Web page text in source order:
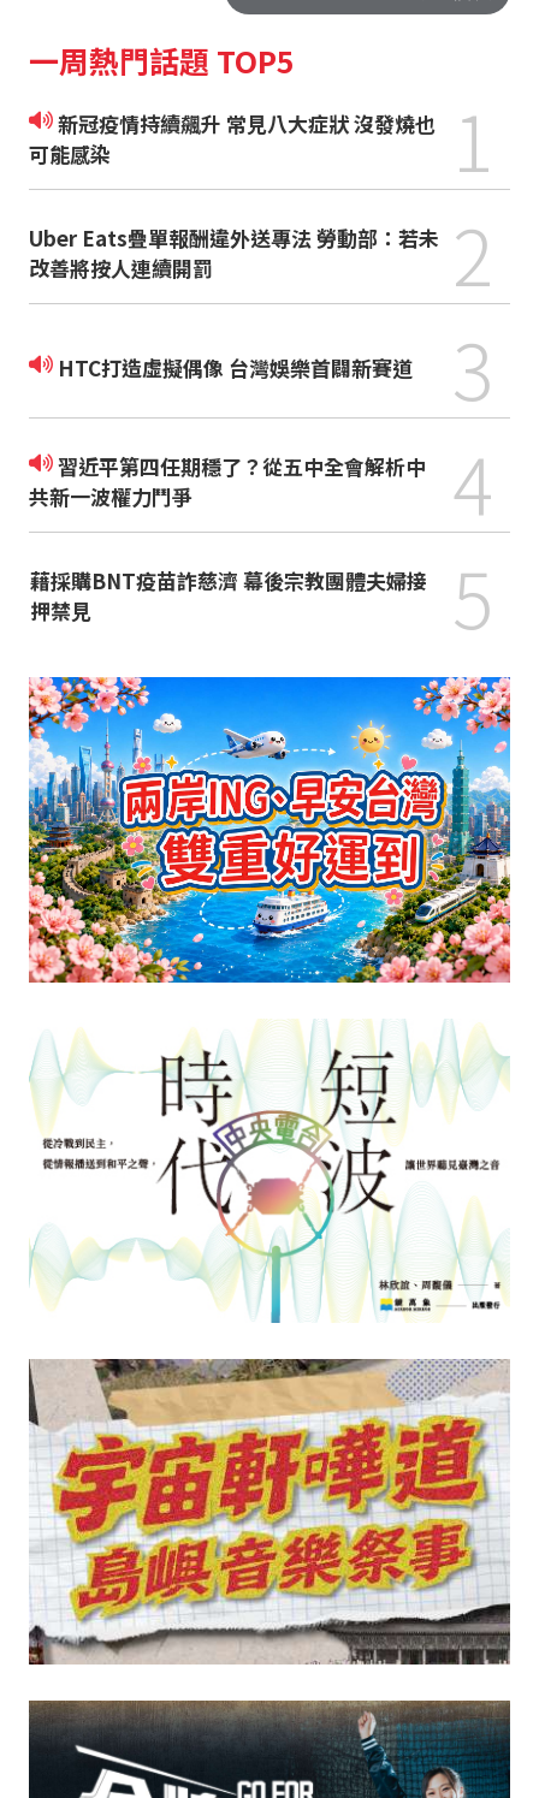
一周熱門話題 TOP5
新冠疫情持續飆升 常見八大症狀 沒發燒也
可能感染
1
Uber Eats疊單報酬違外送專法 勞動部：若未
改善將按人連續開罰
2
HTC打造虛擬偶像 台灣娛樂首闢新賽道 3
習近平第四任期穩了？從五中全會解析中
共新一波權力鬥爭
4
藉採購BNT疫苗詐慈濟 幕後宗教團體夫婦接
押禁見
5